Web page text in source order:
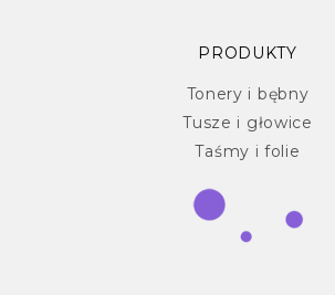
PRODUKTY
Tonery i bębny
Tusze i głowice
Taśmy i folie